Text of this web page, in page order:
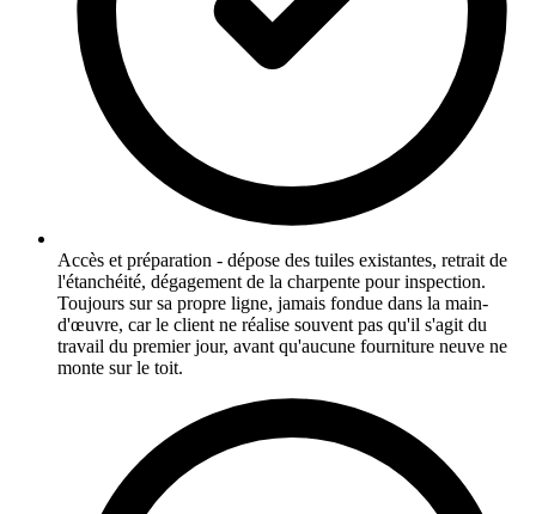
Accès et préparation - dépose des tuiles existantes, retrait de
l'étanchéité, dégagement de la charpente pour inspection.
Toujours sur sa propre ligne, jamais fondue dans la main-
d'œuvre, car le client ne réalise souvent pas qu'il s'agit du
travail du premier jour, avant qu'aucune fourniture neuve ne
monte sur le toit.